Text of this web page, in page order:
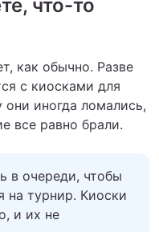
что-то
как обычно. Разве
с киосками для
иногда ломались,
все равно брали.
в очереди, чтобы
на турнир. Киоски
и их не